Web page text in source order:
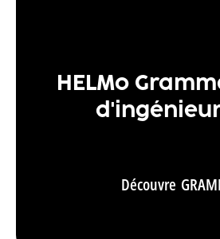
HELMo
Découvre